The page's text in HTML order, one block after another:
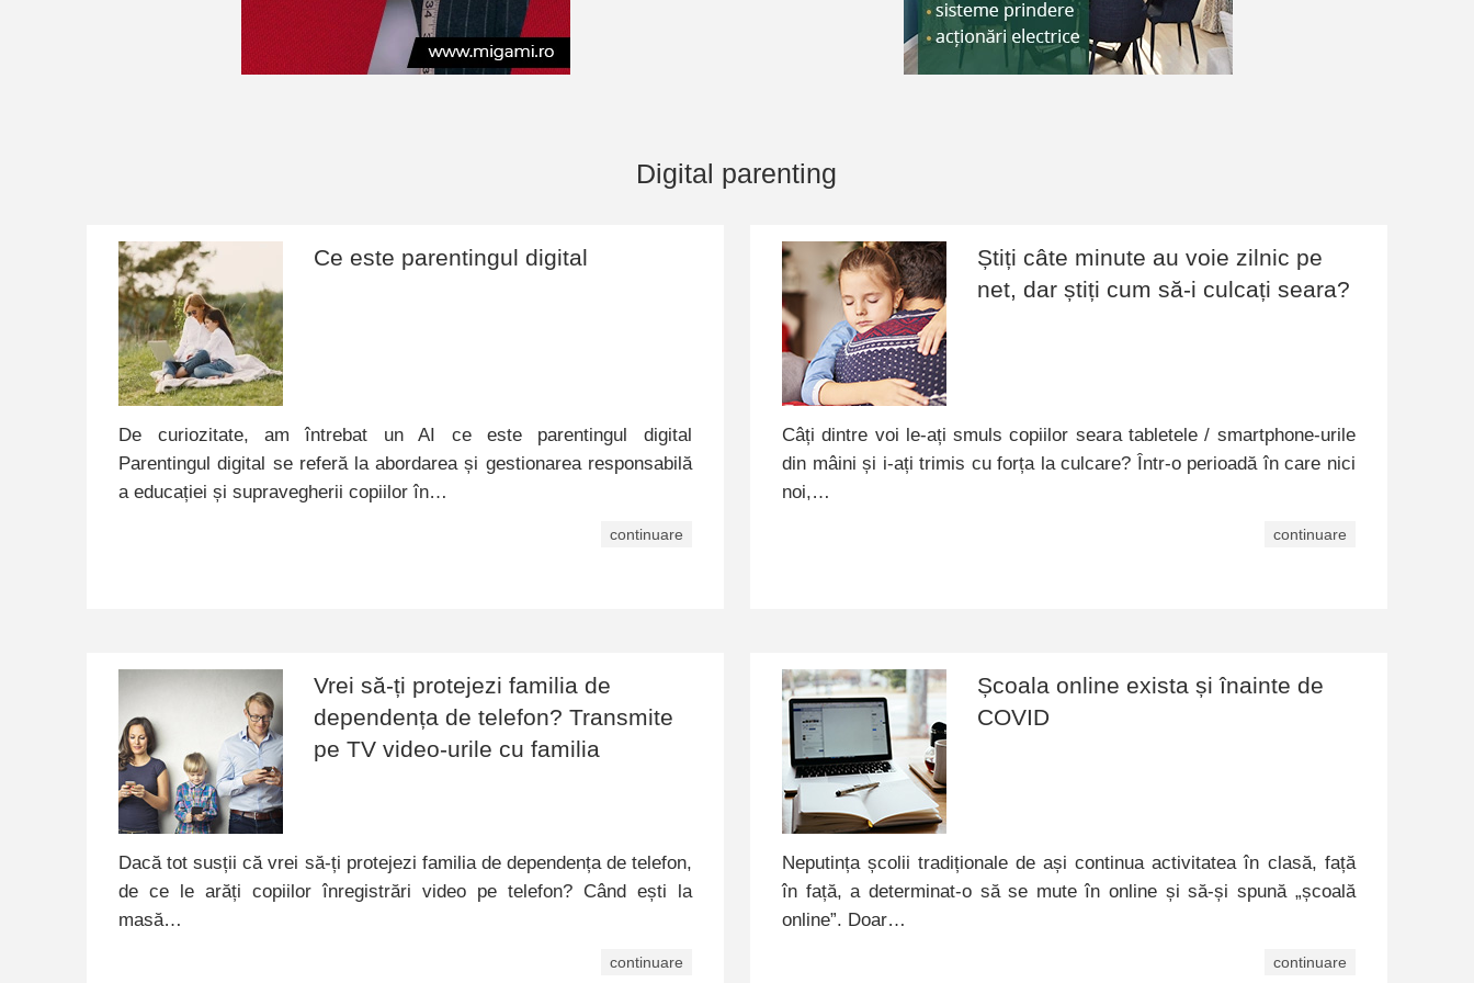
Digital parenting
Ce este parentingul digital
De curiozitate, am întrebat un AI ce este parentingul digital
Parentingul digital se referă la abordarea și gestionarea responsabilă
a educației și supravegherii copiilor în…
continuare
Știți câte minute au voie zilnic pe
net, dar știți cum să-i culcați seara?
Câți dintre voi le-ați smuls copiilor seara tabletele / smartphone-urile
din mâini și i-ați trimis cu forța la culcare? Într-o perioadă în care nici
noi,…
continuare
Vrei să-ți protejezi familia de
dependența de telefon? Transmite
pe TV video-urile cu familia
Dacă tot susții că vrei să-ți protejezi familia de dependența de telefon,
de ce le arăți copiilor înregistrări video pe telefon? Când ești la
masă…
continuare
Școala online exista și înainte de
COVID
Neputința școlii tradiționale de ași continua activitatea în clasă, față
în față, a determinat-o să se mute în online și să-și spună „școală
online”. Doar…
continuare